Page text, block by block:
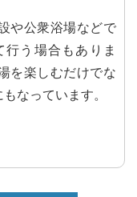
や公衆浴場などで
う場合もありま
を楽しむだけでな
なっています。